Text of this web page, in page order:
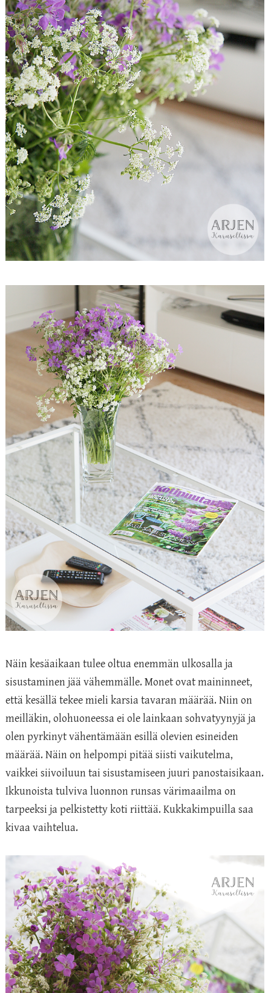
Näin kesäaikaan tulee oltua enemmän ulkosalla ja
sisustaminen jää vähemmälle. Monet ovat maininneet,
että kesällä tekee mieli karsia tavaran määrää. Niin on
meilläkin, olohuoneessa ei ole lainkaan sohvatyynyjä ja
olen pyrkinyt vähentämään esillä olevien esineiden
määrää. Näin on helpompi pitää siisti vaikutelma,
vaikkei siivoiluun tai sisustamiseen juuri panostaisikaan.
Ikkunoista tulviva luonnon runsas värimaailma on
tarpeeksi ja pelkistetty koti riittää. Kukkakimpuilla saa
kivaa vaihtelua.